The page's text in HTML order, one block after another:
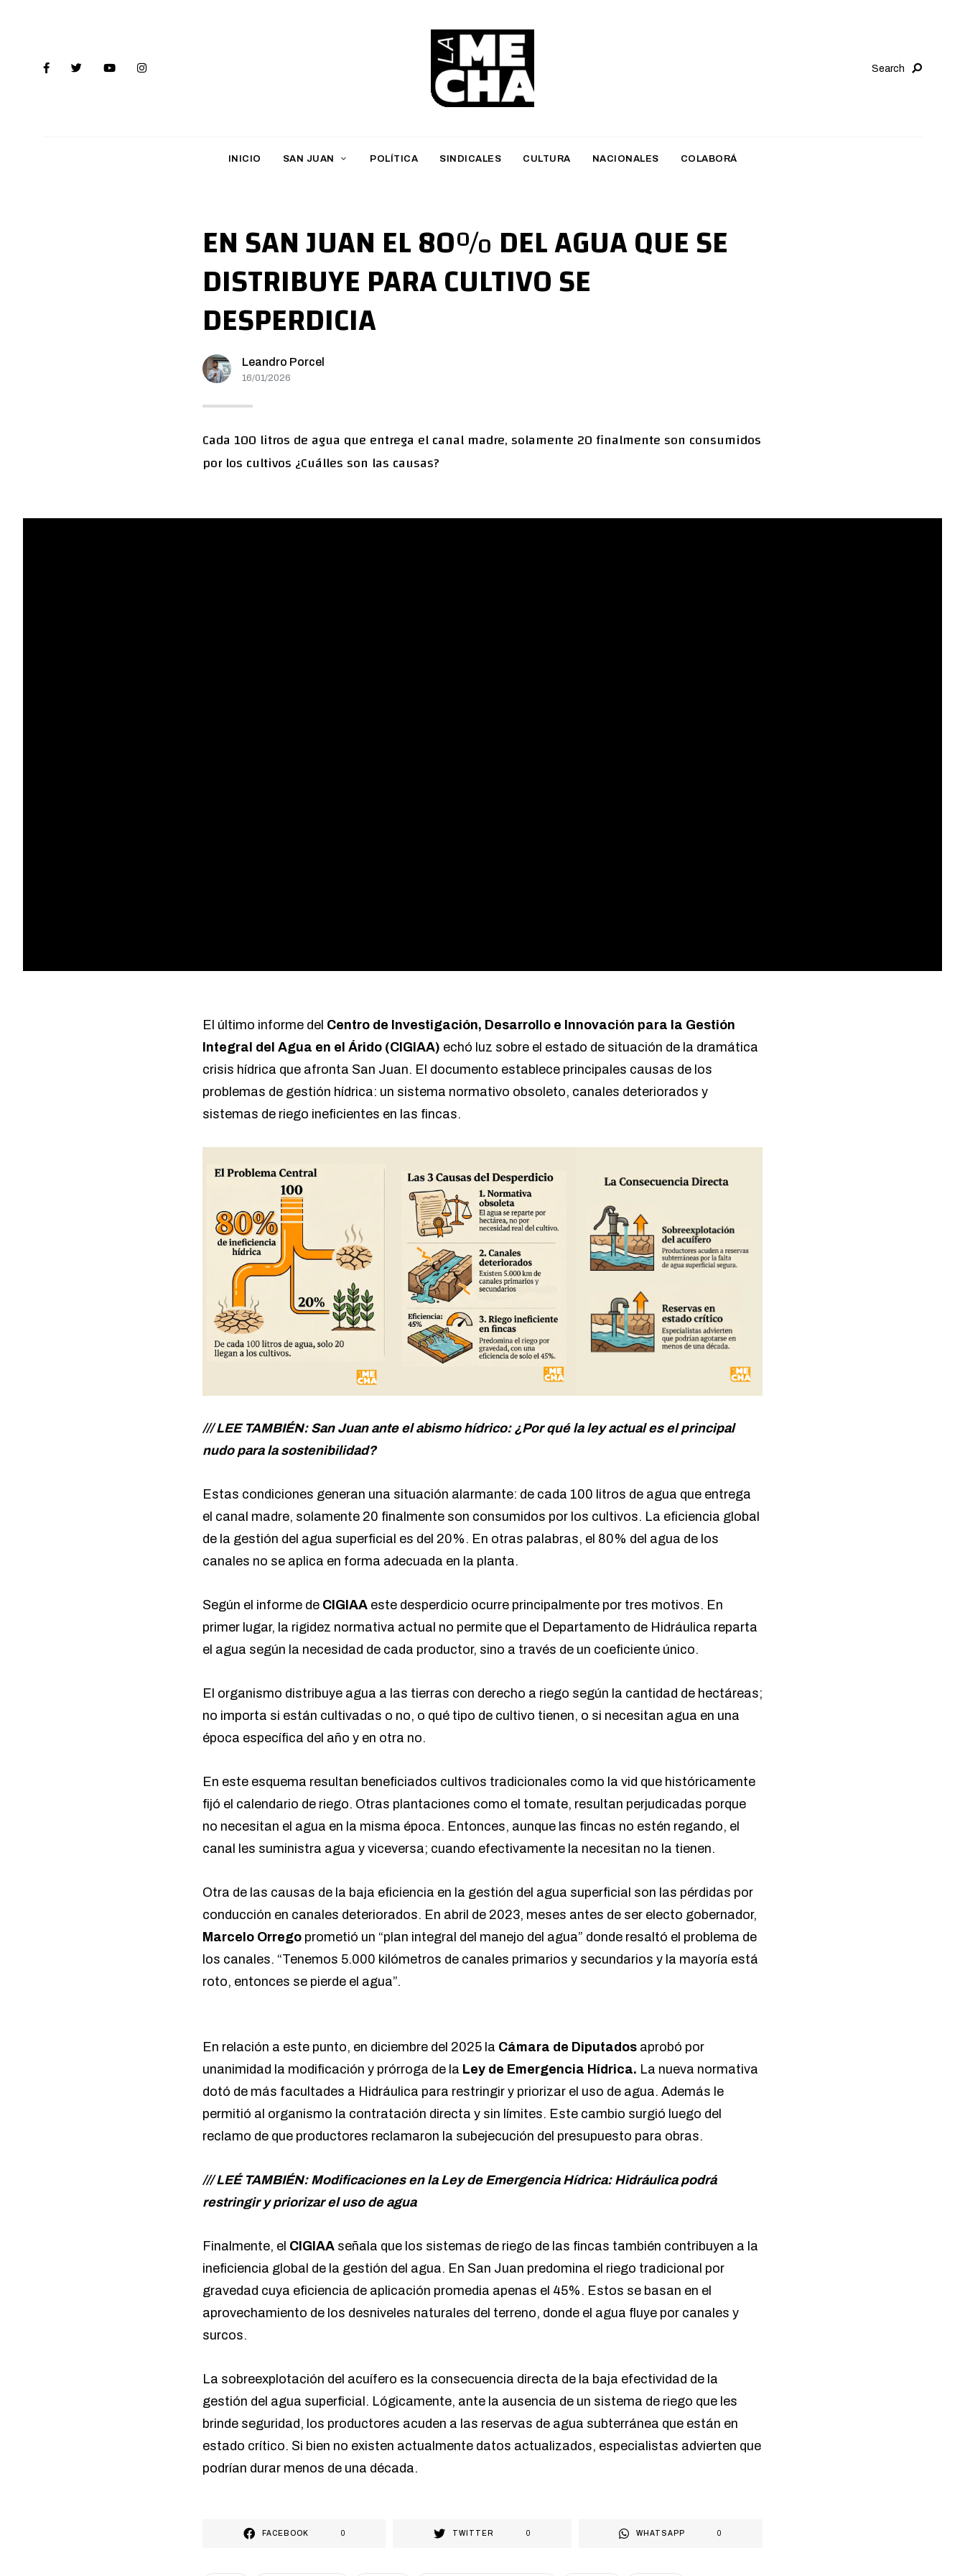
a
M
h
a
Search
INICIO SAN JUAN POLÍTICA SINDICALES CULTURA NACIONALES COLABORÁ
EN SAN JUAN EL 80% DEL AGUA QUE SE
DISTRIBUYE PARA CULTIVO SE
DESPERDICIA
Leandro Porcel
16/01/2026
Cada 100 litros de agua que entrega el canal madre, solamente 20 finalmente son consumidos
por los cultivos ¿Cuálles son las causas?
El último informe del Centro de Investigación, Desarrollo e Innovación para la Gestión
Integral del Agua en el Árido (CIGIAA) echó luz sobre el estado de situación de la dramática
crisis hídrica que afronta San Juan. El documento establece principales causas de los
problemas de gestión hídrica: un sistema normativo obsoleto, canales deteriorados y
sistemas de riego ineficientes en las fincas.
/// LEE TAMBIÉN: San Juan ante el abismo hídrico: ¿Por qué la ley actual es el principal
nudo para la sostenibilidad?
Estas condiciones generan una situación alarmante: de cada 100 litros de agua que entrega
el canal madre, solamente 20 finalmente son consumidos por los cultivos. La eficiencia global
de la gestión del agua superficial es del 20%. En otras palabras, el 80% del agua de los
canales no se aplica en forma adecuada en la planta.
Según el informe de CIGIAA este desperdicio ocurre principalmente por tres motivos. En
primer lugar, la rigidez normativa actual no permite que el Departamento de Hidráulica reparta
el agua según la necesidad de cada productor, sino a través de un coeficiente único.
El organismo distribuye agua a las tierras con derecho a riego según la cantidad de hectáreas;
no importa si están cultivadas o no, o qué tipo de cultivo tienen, o si necesitan agua en una
época específica del año y en otra no.
En este esquema resultan beneficiados cultivos tradicionales como la vid que históricamente
fijó el calendario de riego. Otras plantaciones como el tomate, resultan perjudicadas porque
no necesitan el agua en la misma época. Entonces, aunque las fincas no estén regando, el
canal les suministra agua y viceversa; cuando efectivamente la necesitan no la tienen.
Otra de las causas de la baja eficiencia en la gestión del agua superficial son las pérdidas por
conducción en canales deteriorados. En abril de 2023, meses antes de ser electo gobernador,
Marcelo Orrego prometió un “plan integral del manejo del agua” donde resaltó el problema de
los canales. “Tenemos 5.000 kilómetros de canales primarios y secundarios y la mayoría está
roto, entonces se pierde el agua”.
En relación a este punto, en diciembre del 2025 la Cámara de Diputados aprobó por
unanimidad la modificación y prórroga de la Ley de Emergencia Hídrica. La nueva normativa
dotó de más facultades a Hidráulica para restringir y priorizar el uso de agua. Además le
permitió al organismo la contratación directa y sin límites. Este cambio surgió luego del
reclamo de que productores reclamaron la subejecución del presupuesto para obras.
/// LEÉ TAMBIÉN: Modificaciones en la Ley de Emergencia Hídrica: Hidráulica podrá
restringir y priorizar el uso de agua
Finalmente, el CIGIAA señala que los sistemas de riego de las fincas también contribuyen a la
ineficiencia global de la gestión del agua. En San Juan predomina el riego tradicional por
gravedad cuya eficiencia de aplicación promedia apenas el 45%. Estos se basan en el
aprovechamiento de los desniveles naturales del terreno, donde el agua fluye por canales y
surcos.
La sobreexplotación del acuífero es la consecuencia directa de la baja efectividad de la
gestión del agua superficial. Lógicamente, ante la ausencia de un sistema de riego que les
brinde seguridad, los productores acuden a las reservas de agua subterránea que están en
estado crítico. Si bien no existen actualmente datos actualizados, especialistas advierten que
podrían durar menos de una década.
FACEBOOK 0 TWITTER 0 WHATSAPP 0